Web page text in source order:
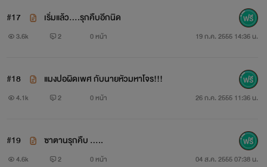
อ้อ ลืมบอกไปว่า นอกจากจะมีคู่พระนางน่ารักๆแล้วยังมี เจ้า
คอบร้า หมาน้อยจอมกวน และลิงน้อยจอมซ่า ชื่อว่ากุ้งแก้วด้วย
ขนกันมาสร้างความสนุกเต็มที่ รับรองทุกคนจะไม่ผิดหวัง
อย่างแน่นอนค่ะ
#17 เริ่มแล้ว....รุกคืบอีกนิด
3.6k 2 0 หน้า 19 ก.ค. 2555 14:36 น.
#18 แมงปอผิดเพศ กับนายหัวมหาโจร!!!
4.1k 2 0 หน้า 26 ก.ค. 2555 11:36 น.
#19 ซาตานรุกคืบ .....
4.6k 2 0 หน้า 04 ส.ค. 2555 07:38 น.